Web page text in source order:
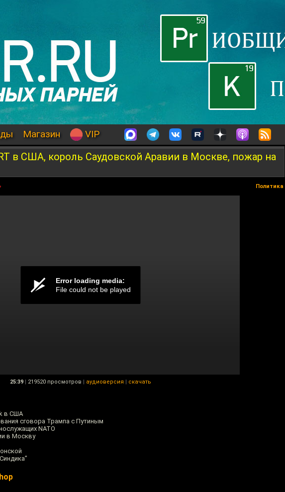
Магазин VIP
в США, король Саудовской Аравии в Москве, пожар на
Политика
25:39 | 219520 просмотров | аудиоверсия | скачать
в США
сговора Трампа с Путиным
NATO
в Москву